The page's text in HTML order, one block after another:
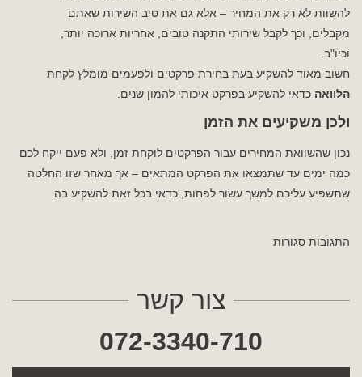
להשוות לא רק את המחיר – אלא גם את טיב השירות שאתם
מקבלים, וכך לקבל שירותי התקנה טובים, אחריות ארוכה יותר,
וכיו"ב.
חשוב מאוד להשקיע בעת בחירת פרקטים ולפעמים מומלץ לקחת
הלוואה כדאי להשקיע בפרקט איכותי להמון שנים.
ולכן משקיעים את הזמן
נכון שהשוואת המחירים עבור הפרקטים לוקחת זמן, ולא פעם ייקח לכם
כמה ימים עד שתמצאו את הפרקט המתאים – אך מאחר שזו החלטה
שתשפיע עליכם למשך עשור לפחות, כדאי בכל זאת להשקיע בה.
התגובות סגורות
צור קשר
072-3340-710